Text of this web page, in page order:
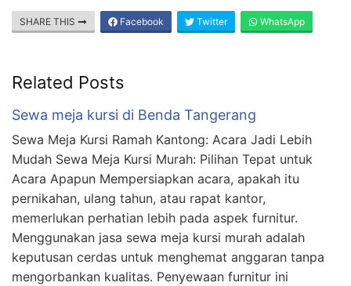
SHARE THIS Facebook Twitter WhatsApp
Related Posts
Sewa meja kursi di Benda Tangerang
Sewa Meja Kursi Ramah Kantong: Acara Jadi Lebih
Mudah Sewa Meja Kursi Murah: Pilihan Tepat untuk
Acara Apapun Mempersiapkan acara, apakah itu
pernikahan, ulang tahun, atau rapat kantor,
memerlukan perhatian lebih pada aspek furnitur.
Menggunakan jasa sewa meja kursi murah adalah
keputusan cerdas untuk menghemat anggaran tanpa
mengorbankan kualitas. Penyewaan furnitur ini